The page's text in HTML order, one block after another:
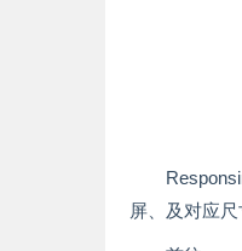
屏、及对应